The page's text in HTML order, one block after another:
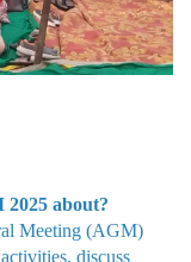
about?
Meeting (AGM)
discuss